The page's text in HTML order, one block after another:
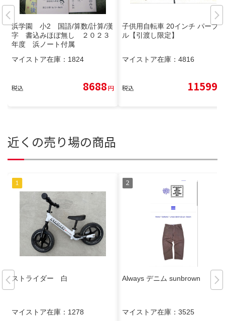
浜学園 小2 国語/算数/計算/漢
字 書込みほぼ無し ２０２３
年度 浜ノート付属
マイストア在庫： 1824
税込 8688円
子供用自転車 20インチ パープ
ル【引渡し限定】
マイストア在庫： 4816
税込 11599
近くの売り場の商品
ストライダー 白
マイストア在庫： 1278
Always デニム sunbrown
マイストア在庫： 3525